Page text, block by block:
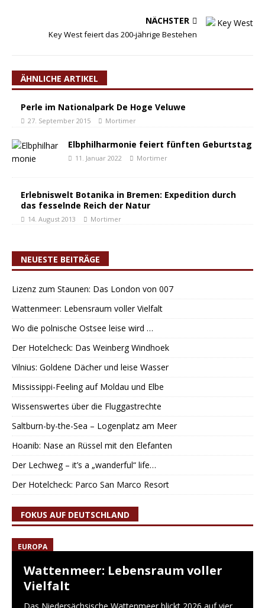
NÄCHSTER
Key West feiert das 200-jährige Bestehen
ÄHNLICHE ARTIKEL
Perle im Nationalpark De Hoge Veluwe
27. September 2015 Mortimer
Elbphilharmonie feiert fünften Geburtstag
11. Januar 2022 Mortimer
Erlebniswelt Botanika in Bremen: Expedition durch
das fesselnde Reich der Natur
14. August 2013 Mortimer
NEUESTE BEITRÄGE
Lizenz zum Staunen: Das London von 007
Wattenmeer: Lebensraum voller Vielfalt
Wo die polnische Ostsee leise wird …
Der Hotelcheck: Das Weinberg Windhoek
Vilnius: Goldene Dächer und leise Wasser
Mississippi-Feeling auf Moldau und Elbe
Wissenswertes über die Fluggastrechte
Saltburn-by-the-Sea – Logenplatz am Meer
Hoanib: Nase an Rüssel mit den Elefanten
Der Lechweg – it’s a „wanderful“ life…
Der Hotelcheck: Parco San Marco Resort
FOKUS AUF DEUTSCHLAND
EUROPA
Wattenmeer: Lebensraum voller
Vielfalt